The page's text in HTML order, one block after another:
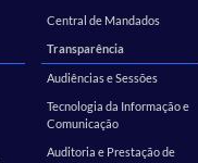
Central de Mandados
Transparência
Audiências e Sessões
Tecnologia da Informação e
Comunicação
Auditoria e Prestação de